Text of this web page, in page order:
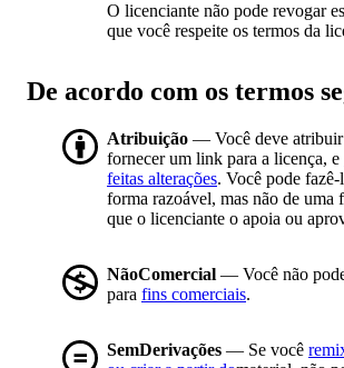
O licenciante não pode revogar
que você respeite os termos da
De acordo com os termos
Atribuição — Você deve atribuir
fornecer um link para a licença, e
feitas alterações. Você pode
forma razoável, mas não de uma
que o licenciante o apoia ou
NãoComercial — Você não
para fins comerciais.
SemDerivações — Se você